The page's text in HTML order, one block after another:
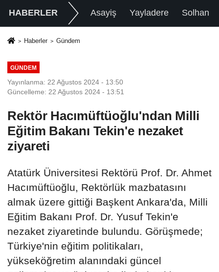
HABERLER Asayiş Yayladere Solhan
Haberler Gündem
GÜNDEM
Yayınlanma: 22 Ağustos 2024 - 13:50
Güncelleme: 22 Ağustos 2024 - 13:51
Rektör Hacımüftüoğlu'ndan Milli
Eğitim Bakanı Tekin'e nezaket
ziyareti
Atatürk Üniversitesi Rektörü Prof. Dr. Ahmet
Hacımüftüoğlu, Rektörlük mazbatasını
almak üzere gittiği Başkent Ankara'da, Milli
Eğitim Bakanı Prof. Dr. Yusuf Tekin'e
nezaket ziyaretinde bulundu. Görüşmede;
Türkiye'nin eğitim politikaları,
yükseköğretim alanındaki güncel